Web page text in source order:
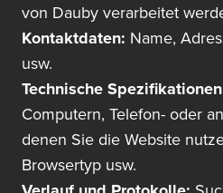
von Dauby verarbeitet
Kontaktdaten: Name,
usw.
Technische
Computern, Telefon- oder
denen Sie die Website
Browsertyp usw.